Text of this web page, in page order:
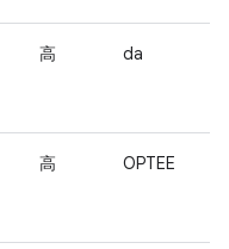
高 da
高 OPTEE